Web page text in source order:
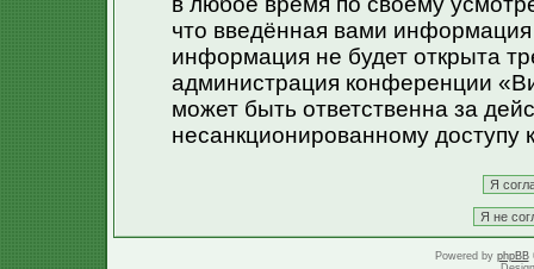
что введённая вами
информация не будет открыта
администрация конференции
может быть ответственна за
несанкционированному доступу
Powered by phpBB